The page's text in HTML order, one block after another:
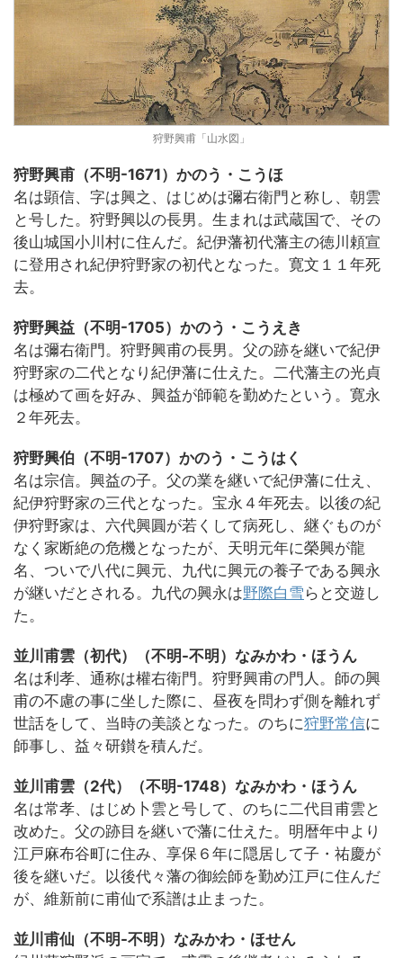
狩野興甫「山水図」
狩野興甫（不明-1671）かのう・こうほ
名は顕信、字は興之、はじめは彌右衛門と称し、朝雲
と号した。狩野興以の長男。生まれは武蔵国で、その
後山城国小川村に住んだ。紀伊藩初代藩主の徳川頼宣
に登用され紀伊狩野家の初代となった。寛文１１年死
去。
狩野興益（不明-1705）かのう・こうえき
名は彌右衛門。狩野興甫の長男。父の跡を継いで紀伊
狩野家の二代となり紀伊藩に仕えた。二代藩主の光貞
は極めて画を好み、興益が師範を勤めたという。寛永
２年死去。
狩野興伯（不明-1707）かのう・こうはく
名は宗信。興益の子。父の業を継いで紀伊藩に仕え、
紀伊狩野家の三代となった。宝永４年死去。以後の紀
伊狩野家は、六代興圓が若くして病死し、継ぐものが
なく家断絶の危機となったが、天明元年に榮興が龍
名、ついで八代に興元、九代に興元の養子である興永
が継いだとされる。九代の興永は野際白雪 らと交遊し
た。
並川甫雲（初代）（不明-不明）なみかわ・ほうん
名は利孝、通称は權右衛門。狩野興甫の門人。師の興
甫の不慮の事に坐した際に、昼夜を問わず側を離れず
世話をして、当時の美談となった。のちに狩野常信に
師事し、益々研鑚を積んだ。
並川甫雲（2代）（不明-1748）なみかわ・ほうん
名は常孝、はじめ卜雲と号して、のちに二代目甫雲と
改めた。父の跡目を継いで藩に仕えた。明暦年中より
江戸麻布谷町に住み、享保６年に隠居して子・祐慶が
後を継いだ。以後代々藩の御絵師を勤め江戸に住んだ
が、維新前に甫仙で系譜は止まった。
並川甫仙（不明-不明）なみかわ・ほせん